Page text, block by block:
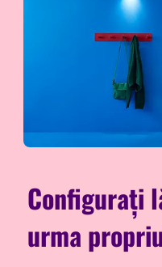
Configurați
urma